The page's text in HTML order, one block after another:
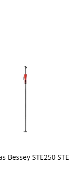
Bessey STE250 STE